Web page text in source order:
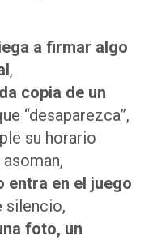
a firmar algo
,
copia de un
“desaparezca”,
su horario
entra en el juego
silencio,
foto, un